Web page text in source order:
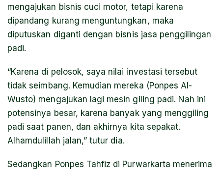
mengajukan bisnis cuci motor, tetapi karena
dipandang kurang menguntungkan, maka
diputuskan diganti dengan bisnis jasa penggilingan
padi.
“Karena di pelosok, saya nilai investasi tersebut
tidak seimbang. Kemudian mereka (Ponpes Al-
Wusto) mengajukan lagi mesin giling padi. Nah ini
potensinya besar, karena banyak yang menggiling
padi saat panen, dan akhirnya kita sepakat.
Alhamdulillah jalan,” tutur dia.
Sedangkan Ponpes Tahfiz di Purwarkarta menerima